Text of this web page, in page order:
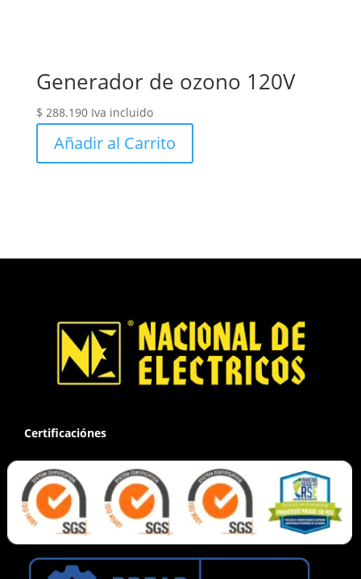
Generador de ozono 120V
$ 288.190 Iva incluido
Añadir al Carrito
Certificaciónes